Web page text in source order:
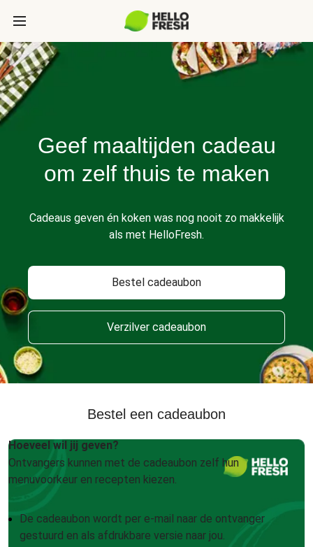
Geef maaltijden cadeau
om zelf thuis te maken
Cadeaus geven én koken was nog nooit zo makkelijk
als met HelloFresh.
Bestel cadeaubon
Verzilver cadeaubon
Bestel een cadeaubon
Hoeveel wil jij geven?
Ontvangers kunnen met de cadeaubon zelf hun
menuvoorkeur en recepten kiezen.
De cadeaubon wordt per e-mail naar de ontvanger
gestuurd en als afdrukbare versie naar jou.